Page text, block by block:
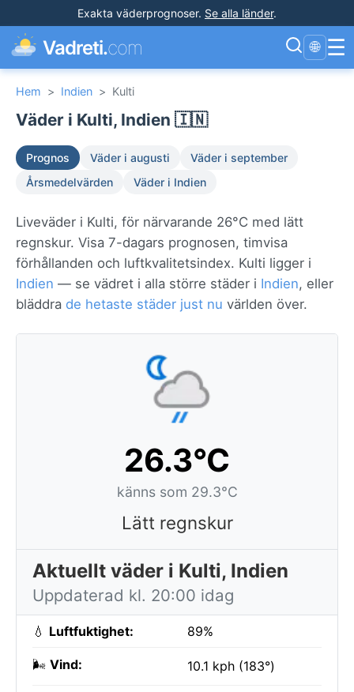
Exakta väderprognoser. Se alla länder.
Vadreti.com 🌐 ☰
Hem > Indien > Kulti
Väder i Kulti, Indien 🇮🇳
Prognos Väder i augusti
Väder i september
Årsmedelvärden
Väder i Indien
Liveväder i Kulti, för närvarande 26°C med lätt
regnskur. Visa 7-dagars prognosen, timvisa
förhållanden och luftkvalitetsindex. Kulti ligger i
Indien — se vädret i alla större städer i Indien, eller
bläddra de hetaste städer just nu världen över.
26.3°C
känns som 29.3°C
Lätt regnskur
Aktuellt väder i Kulti, Indien
Uppdaterad kl. 20:00 idag
💧 Luftfuktighet: 89%
🌬️ Vind: 10.1 kph (183°)